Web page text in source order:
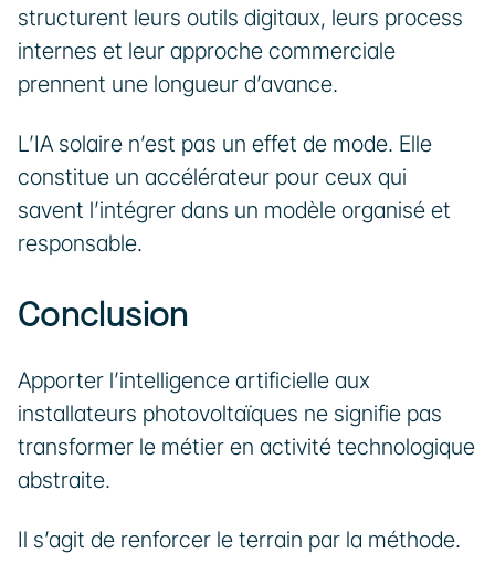
structurent leurs outils digitaux, leurs process
internes et leur approche commerciale
prennent une longueur d’avance.
L’IA solaire n’est pas un effet de mode. Elle
constitue un accélérateur pour ceux qui
savent l’intégrer dans un modèle organisé et
responsable.
Conclusion
Apporter l’intelligence artificielle aux
installateurs photovoltaïques ne signifie pas
transformer le métier en activité technologique
abstraite.
Il s’agit de renforcer le terrain par la méthode.